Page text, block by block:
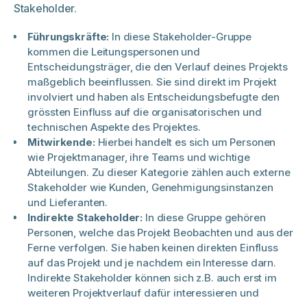
Stakeholder.
Führungskräfte: In diese Stakeholder-Gruppe
kommen die Leitungspersonen und
Entscheidungsträger, die den Verlauf deines Projekts
maßgeblich beeinflussen. Sie sind direkt im Projekt
involviert und haben als Entscheidungsbefugte den
grössten Einfluss auf die organisatorischen und
technischen Aspekte des Projektes.
Mitwirkende: Hierbei handelt es sich um Personen
wie Projektmanager, ihre Teams und wichtige
Abteilungen. Zu dieser Kategorie zählen auch externe
Stakeholder wie Kunden, Genehmigungsinstanzen
und Lieferanten.
Indirekte Stakeholder: In diese Gruppe gehören
Personen, welche das Projekt Beobachten und aus der
Ferne verfolgen. Sie haben keinen direkten Einfluss
auf das Projekt und je nachdem ein Interesse darn.
Indirekte Stakeholder können sich z.B. auch erst im
weiteren Projektverlauf dafür interessieren und